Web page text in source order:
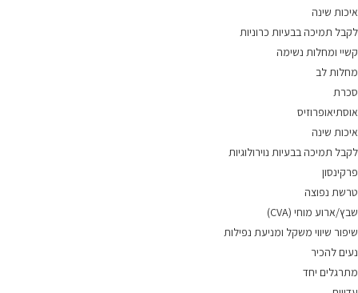
איכות שינה
לקבל תמיכה בבעיות כרוניות
קשיי ומחלות נשימה
מחלות לב
סכרת
אוסתיאופרוזיס
איכות שינה
לקבל תמיכה בבעיות נוירולוגיות
פרקינסון
טרשת נפוצה
שבץ/ארוע מוחי (CVA)
שיפור שיווי משקל ומניעת נפילות
נעים להכיר
מתרגלים יחד